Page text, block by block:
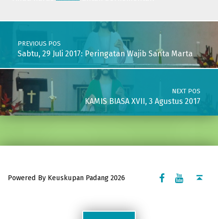
Post navigation
PREVIOUS POS
Sabtu, 29 Juli 2017: Peringatan Wajib Santa Marta
NEXT POS
KAMIS BIASA XVII, 3 Agustus 2017
Powered By Keuskupan Padang 2026